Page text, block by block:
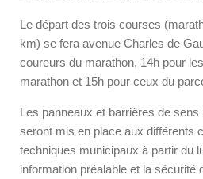
Le départ des trois courses
km) se fera avenue Charles de
coureurs du marathon, 14h pour
marathon et 15h pour ceux du
Les panneaux et barrières de sens
seront mis en place aux différents
techniques municipaux à partir du
information préalable et la sécurité